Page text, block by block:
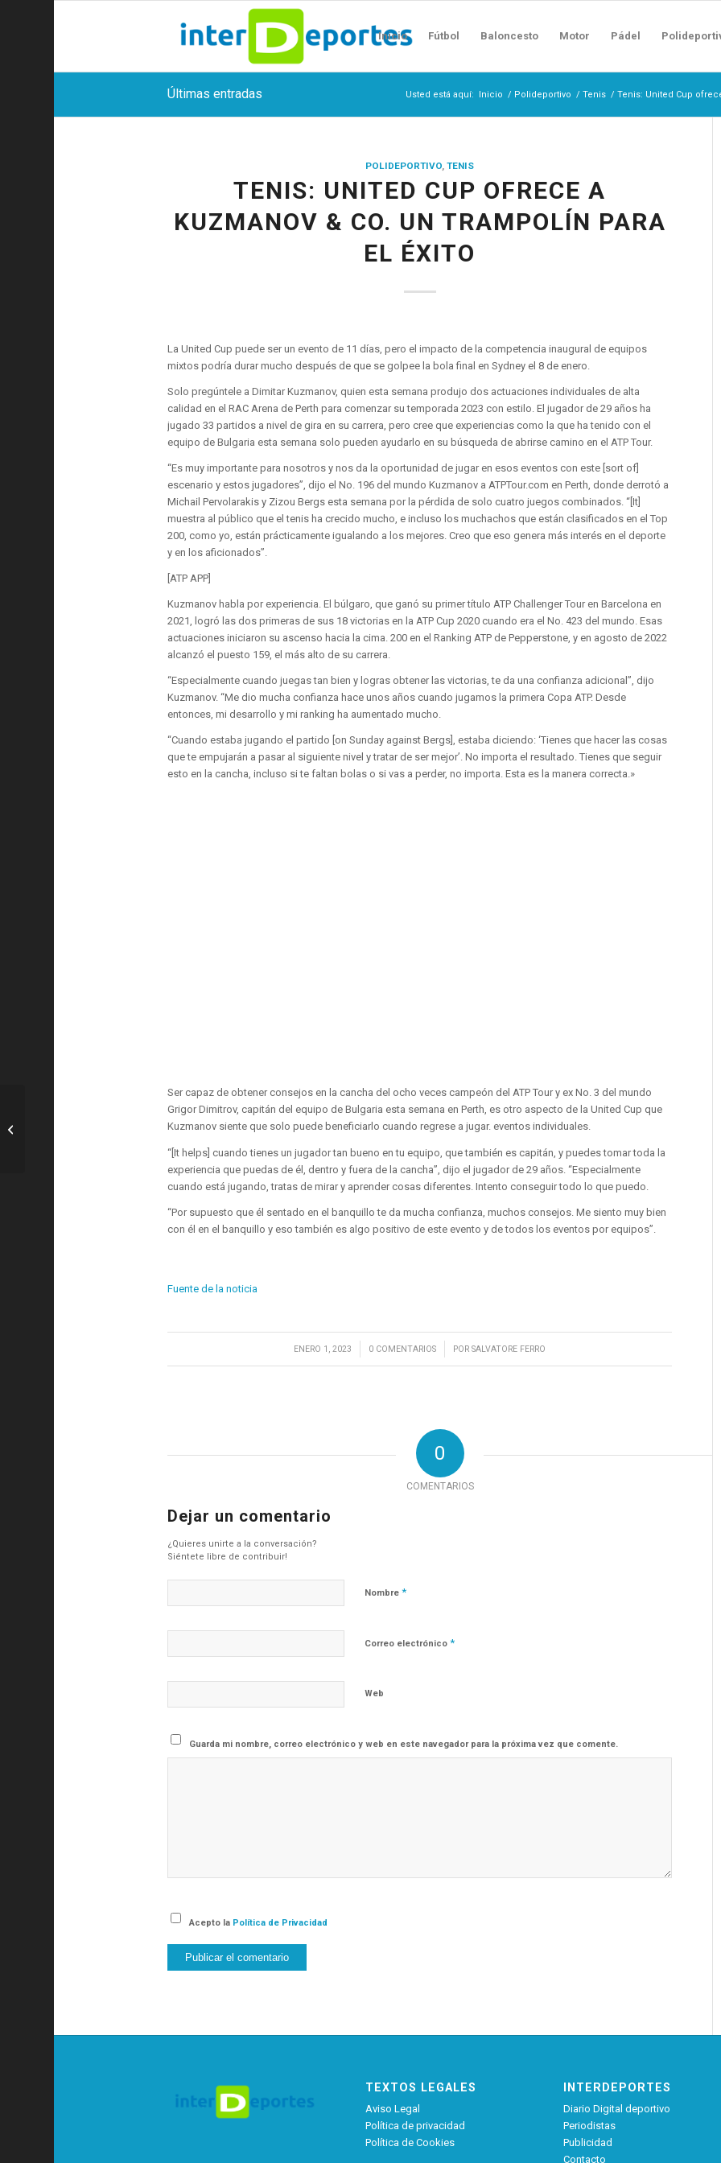
Inicio Fútbol Baloncesto Motor Pádel
Últimas entradas Usted está aquí: Inicio / Polideportivo / Tenis / Tenis: United Cup
POLIDEPORTIVO,TENIS
TENIS: UNITED CUP OFRECE A
KUZMANOV & CO. UN TRAMPOLÍN PARA
EL ÉXITO
La United Cup puede ser un evento de 11 días, pero el impacto de la competencia inaugural de equipos
mixtos podría durar mucho después de que se golpee la bola final en Sydney el 8 de enero.
Solo pregúntele a Dimitar Kuzmanov, quien esta semana produjo dos actuaciones individuales de alta
calidad en el RAC Arena de Perth para comenzar su temporada 2023 con estilo. El jugador de 29 años ha
jugado 33 partidos a nivel de gira en su carrera, pero cree que experiencias como la que ha tenido con el
equipo de Bulgaria esta semana solo pueden ayudarlo en su búsqueda de abrirse camino en el ATP Tour.
“Es muy importante para nosotros y nos da la oportunidad de jugar en esos eventos con este [sort of]
escenario y estos jugadores”, dijo el No. 196 del mundo Kuzmanov a ATPTour.com en Perth, donde derrotó a
Michail Pervolarakis y Zizou Bergs esta semana por la pérdida de solo cuatro juegos combinados. “[It]
muestra al público que el tenis ha crecido mucho, e incluso los muchachos que están clasificados en el Top
200, como yo, están prácticamente igualando a los mejores. Creo que eso genera más interés en el deporte
y en los aficionados”.
[ATP APP]
Kuzmanov habla por experiencia. El búlgaro, que ganó su primer título ATP Challenger Tour en Barcelona en
2021, logró las dos primeras de sus 18 victorias en la ATP Cup 2020 cuando era el No. 423 del mundo. Esas
actuaciones iniciaron su ascenso hacia la cima. 200 en el Ranking ATP de Pepperstone, y en agosto de 2022
alcanzó el puesto 159, el más alto de su carrera.
“Especialmente cuando juegas tan bien y logras obtener las victorias, te da una confianza adicional”, dijo
Kuzmanov. “Me dio mucha confianza hace unos años cuando jugamos la primera Copa ATP. Desde
entonces, mi desarrollo y mi ranking ha aumentado mucho.
“Cuando estaba jugando el partido [on Sunday against Bergs], estaba diciendo: ‘Tienes que hacer las cosas
que te empujarán a pasar al siguiente nivel y tratar de ser mejor’. No importa el resultado. Tienes que seguir
esto en la cancha, incluso si te faltan bolas o si vas a perder, no importa. Esta es la manera correcta.»
Ser capaz de obtener consejos en la cancha del ocho veces campeón del ATP Tour y ex No. 3 del mundo
Grigor Dimitrov, capitán del equipo de Bulgaria esta semana en Perth, es otro aspecto de la United Cup que
Kuzmanov siente que solo puede beneficiarlo cuando regrese a jugar. eventos individuales.
“[It helps] cuando tienes un jugador tan bueno en tu equipo, que también es capitán, y puedes tomar toda la
experiencia que puedas de él, dentro y fuera de la cancha”, dijo el jugador de 29 años. “Especialmente
cuando está jugando, tratas de mirar y aprender cosas diferentes. Intento conseguir todo lo que puedo.
“Por supuesto que él sentado en el banquillo te da mucha confianza, muchos consejos. Me siento muy bien
con él en el banquillo y eso también es algo positivo de este evento y de todos los eventos por equipos”.
Fuente de la noticia
ENERO 1, 2023
/ 0 COMENTARIOS
/ PORSALVATORE FERRO
0
COMENTARIOS
Dejar un comentario
¿Quieres unirte a la conversación?
Siéntete libre de contribuir!
Nombre *
Correo electrónico *
Web
Guarda mi nombre, correo electrónico y web en este navegador para la próxima vez que comente.
Acepto la Política de Privacidad
TEXTOS LEGALES
Aviso Legal
Política de privacidad
Política de Cookies
INTERDEPORTES
Diario Digital deportivo
Periodistas
Publicidad
Contacto
Tenis: Evans entrega; Gran Bretaña
Llega A La Final De La Ciudad En